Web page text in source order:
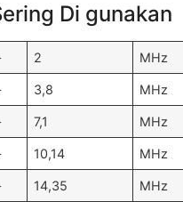
Di gunakan
2 MHz
3,8 MHz
7,1 MHz
10,14 MHz
14,35 MHz